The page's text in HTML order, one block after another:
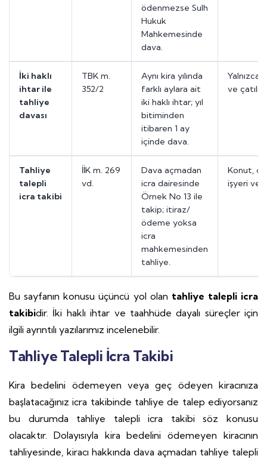
ödenmezse Sulh
Hukuk
Mahkemesinde
dava.
İki haklı
ihtar ile
tahliye
davası
TBK m.
352/2
Aynı kira yılında
farklı aylara ait
iki haklı ihtar; yıl
bitiminden
itibaren 1 ay
içinde dava.
Yalnızca
ve çatılı
Tahliye
talepli
icra takibi
İİK m. 269
vd.
Dava açmadan
icra dairesinde
Örnek No 13 ile
takip; itiraz/
ödeme yoksa
icra
mahkemesinden
tahliye.
Konut,
işyeri ve
Bu sayfanın konusu üçüncü yol olan tahliye talepli icra
takibidir. İki haklı ihtar ve taahhüde dayalı süreçler için
ilgili ayrıntılı yazılarımız incelenebilir.
Tahliye Talepli İcra Takibi
Kira bedelini ödemeyen veya geç ödeyen kiracınıza
başlatacağınız icra takibinde tahliye de talep ediyorsanız
bu durumda tahliye talepli icra takibi söz konusu
olacaktır. Dolayısıyla kira bedelini ödemeyen kiracının
tahliyesinde, kiracı hakkında dava açmadan tahliye talepli